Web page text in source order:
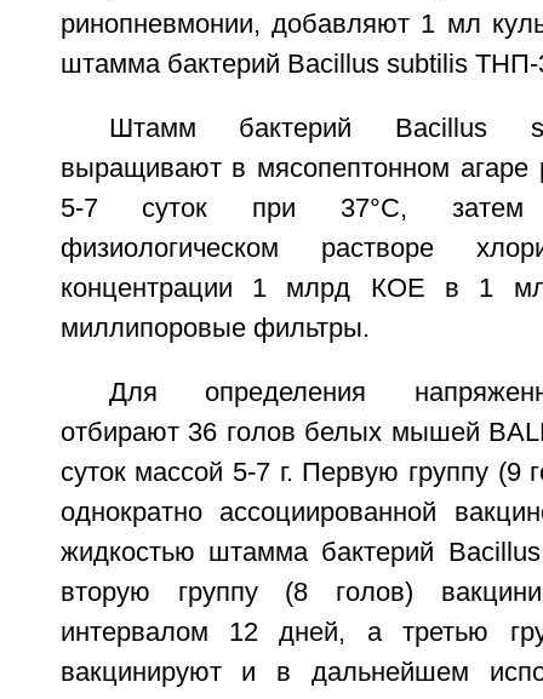
ринопневмонии, добавляют 1 мл
штамма бактерий Bacillus subtilis
Штамм бактерий Bacillus
выращивают в мясопептонном агаре
5-7 суток при 37°С, затем
физиологическом растворе
концентрации 1 млрд КОЕ в 1
миллипоровые фильтры.
Для определения
отбирают 36 голов белых мышей
суток массой 5-7 г. Первую группу (9
однократно ассоциированной
жидкостью штамма бактерий
вторую группу (8 голов)
интервалом 12 дней, а третью
вакцинируют и в дальнейшем